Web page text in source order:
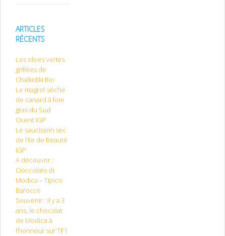
ARTICLES
RÉCENTS
Les olives vertes
grillées de
Chalkidiki Bio
Le magret séché
de canard à foie
gras du Sud
Ouest IGP
Le saucisson sec
de l’Ile de Beauté
IGP
A découvrir :
Cioccolato di
Modica – Tipico
Barocco
Souvenir : il y a 3
ans, le chocolat
de Modica à
l’honneur sur TF1